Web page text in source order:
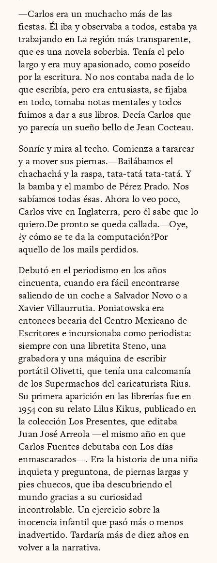
—Carlos era un muchacho más de las
fiestas. Él iba y observaba a todos, estaba ya
trabajando en La región más transparente,
que es una novela soberbia. Tenía el pelo
largo y era muy apasionado, como poseído
por la escritura. No nos contaba nada de lo
que escribía, pero era entusiasta, se fijaba
en todo, tomaba notas mentales y todos
fuimos a dar a sus libros. Decía Carlos que
yo parecía un sueño bello de Jean Cocteau.
Sonríe y mira al techo. Comienza a tararear
y a mover sus piernas.—Bailábamos el
chachachá y la raspa, tata-tatá tata-tatá. Y
la bamba y el mambo de Pérez Prado. Nos
sabíamos todas ésas. Ahora lo veo poco,
Carlos vive en Inglaterra, pero él sabe que lo
quiero.De pronto se queda callada.—Oye,
¿y cómo se te da la computación?Por
aquello de los mails perdidos.
Debutó en el periodismo en los años
cincuenta, cuando era fácil encontrarse
saliendo de un coche a Salvador Novo o a
Xavier Villaurrutia. Poniatowska era
entonces becaria del Centro Mexicano de
Escritores e incursionaba como periodista:
siempre con una libretita Steno, una
grabadora y una máquina de escribir
portátil Olivetti, que tenía una calcomanía
de los Supermachos del caricaturista Rius.
Su primera aparición en las librerías fue en
1954 con su relato Lilus Kikus, publicado en
la colección Los Presentes, que editaba
Juan José Arreola —el mismo año en que
Carlos Fuentes debutaba con Los días
enmascarados—. Era la historia de una niña
inquieta y preguntona, de piernas largas y
pies chuecos, que iba descubriendo el
mundo gracias a su curiosidad
incontrolable. Un ejercicio sobre la
inocencia infantil que pasó más o menos
inadvertido. Tardaría más de diez años en
volver a la narrativa.